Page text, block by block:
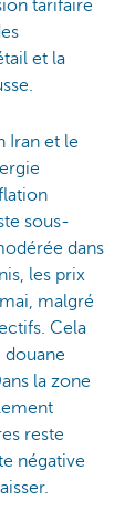
tarifaire
et la
Iran et le
sous-
dans
les prix
malgré
Cela
douane
la zone
reste
négative